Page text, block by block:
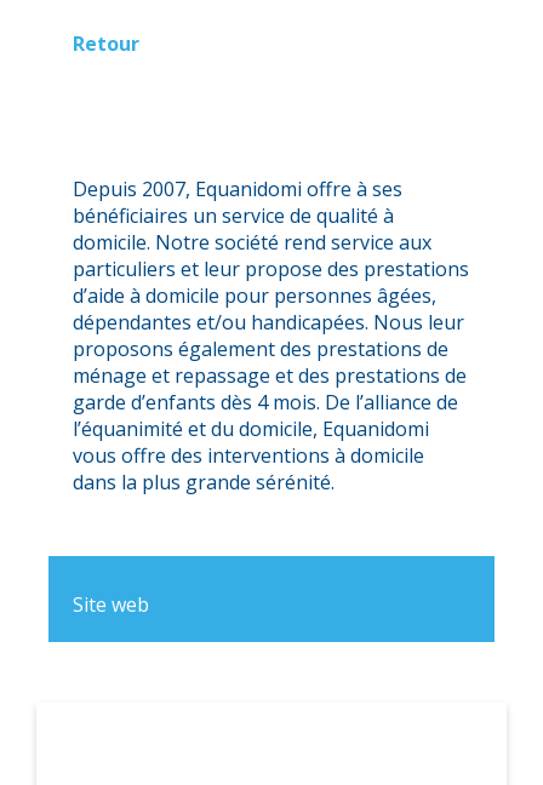
Retour
Depuis 2007, Equanidomi offre à ses
bénéficiaires un service de qualité à
domicile. Notre société rend service aux
particuliers et leur propose des prestations
d’aide à domicile pour personnes âgées,
dépendantes et/ou handicapées. Nous leur
proposons également des prestations de
ménage et repassage et des prestations de
garde d’enfants dès 4 mois. De l’alliance de
l’équanimité et du domicile, Equanidomi
vous offre des interventions à domicile
dans la plus grande sérénité.
Site web